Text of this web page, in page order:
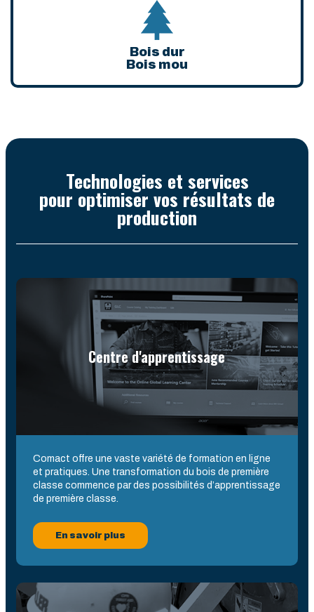
Bois dur
Bois mou
Technologies et services
pour optimiser vos résultats de
production
Centre d'apprentissage
Comact offre une vaste variété de formation en ligne
et pratiques. Une transformation du bois de première
classe commence par des possibilités d’apprentissage
de première classe.
En savoir plus